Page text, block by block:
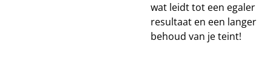
wat leidt tot een egaler
resultaat en een langer
behoud van je teint!